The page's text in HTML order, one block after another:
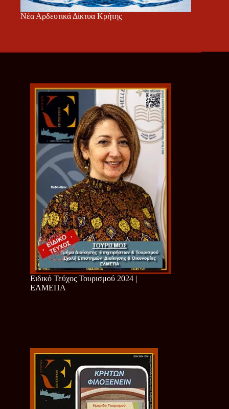
Νέα Αρδευτικά Δίκτυα Κρήτης
Ειδικό Τεύχος Τουρισμού 2024 |
ΕΛΜΕΠΑ